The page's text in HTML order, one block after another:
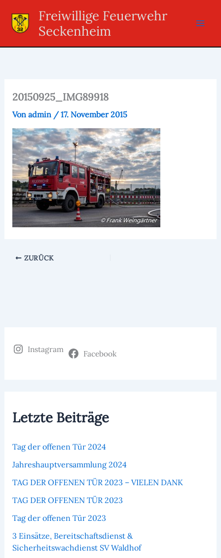
Inhalt
springen
Freiwillige Feuerwehr
Seckenheim
20150925_IMG89918
Von admin /17. November 2015
ZURÜCK
Instagram Facebook
Letzte Beiträge
Tag der offenen Tür 2024
Jahreshauptversammlung 2024
TAG DER OFFENEN TÜR 2023 – VIELEN DANK
TAG DER OFFENEN TÜR 2023
Tag der offenen Tür 2023
3 Einsätze, Bereitschaftsdienst &
Sicherheitswachdienst SV Waldhof